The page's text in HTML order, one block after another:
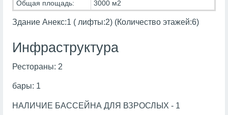
Общая площадь:
3000 м2
Здание Анекс:1 ( лифты:2) (Количество этажей:6)
Инфраструктура
Рестораны: 2
бары: 1
НАЛИЧИЕ БАССЕЙНА ДЛЯ ВЗРОСЛЫХ - 1